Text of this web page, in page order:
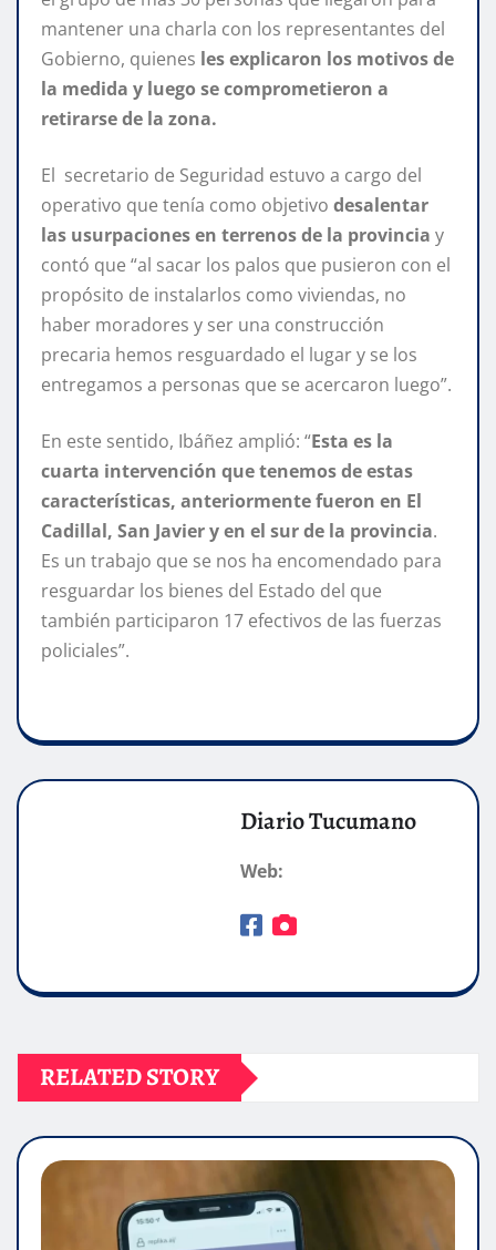
mantener una charla con los representantes del
Gobierno, quienes les explicaron los motivos de
la medida y luego se comprometieron a
retirarse de la zona.
El secretario de Seguridad estuvo a cargo del
operativo que tenía como objetivo desalentar
las usurpaciones en terrenos de la provincia y
contó que “al sacar los palos que pusieron con el
propósito de instalarlos como viviendas, no
haber moradores y ser una construcción
precaria hemos resguardado el lugar y se los
entregamos a personas que se acercaron luego”.
En este sentido, Ibáñez amplió: “Esta es la
cuarta intervención que tenemos de estas
características, anteriormente fueron en El
Cadillal, San Javier y en el sur de la provincia.
Es un trabajo que se nos ha encomendado para
resguardar los bienes del Estado del que
también participaron 17 efectivos de las fuerzas
policiales”.
Diario Tucumano
Web:
RELATED STORY